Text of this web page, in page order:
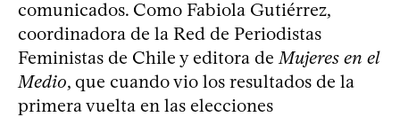
comunicados. Como Fabiola Gutiérrez,
coordinadora de la Red de Periodistas
Feministas de Chile y editora de Mujeres en el
Medio, que cuando vio los resultados de la
primera vuelta en las elecciones